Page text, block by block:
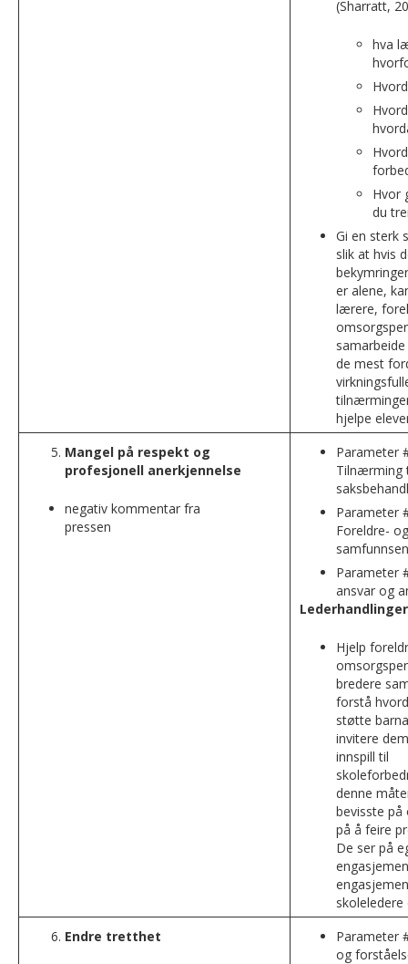
(Sharratt,
hva
Hvor
du
Gi en sterk
slik at hvis
er alene,
lærere,
de mest
hjelpe
Mangel på respekt og
profesjonell anerkjennelse
negativ kommentar fra
pressen
Parameter
Tilnærming
Parameter
Foreldre- og
Parameter
ansvar og
Hjelp
bredere
forstå
støtte
invitere
innspill til
denne
bevisste på
på å feire
De ser på
Endre tretthet
Parameter
og